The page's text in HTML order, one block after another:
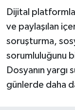
Dijital
ve paylaşılan
soruşturma,
sorumluluğunu
Dosyanın
günlerde daha